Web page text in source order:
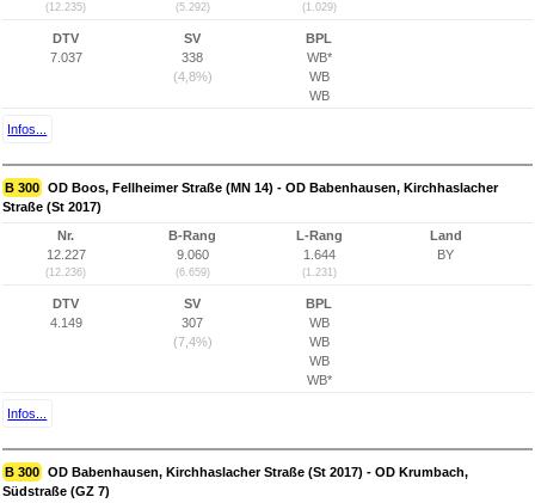
(12.235) (5.292) (1.029)
DTV
7.037
SV
338
(4,8%)
BPL
WB*
WB
WB
Infos...
B 300 OD Boos, Fellheimer Straße (MN 14) - OD Babenhausen, Kirchhaslacher
Straße (St 2017)
Nr.
12.227
(12.236)
B-Rang
9.060
(6.659)
L-Rang
1.644
(1.231)
Land
BY
DTV
4.149
SV
307
(7,4%)
BPL
WB
WB
WB
WB*
Infos...
B 300 OD Babenhausen, Kirchhaslacher Straße (St 2017) - OD Krumbach,
Südstraße (GZ 7)